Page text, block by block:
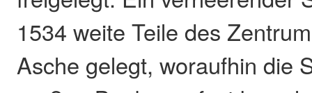
1534 weite Teile des
Asche gelegt, woraufhin die